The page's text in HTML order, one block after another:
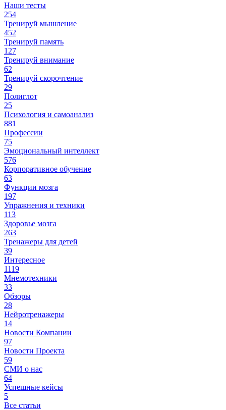
Наши тесты
254
Тренируй мышление
452
Тренируй память
127
Тренируй внимание
62
Тренируй скорочтение
29
Полиглот
25
Психология и самоанализ
881
Профессии
75
Эмоциональный интеллект
576
Корпоративное обучение
63
Функции мозга
197
Упражнения и техники
113
Здоровье мозга
263
Тренажеры для детей
39
Интересное
1119
Мнемотехники
33
Обзоры
28
Нейротренажеры
14
Новости Компании
97
Новости Проекта
59
СМИ о нас
64
Успешные кейсы
5
Все статьи